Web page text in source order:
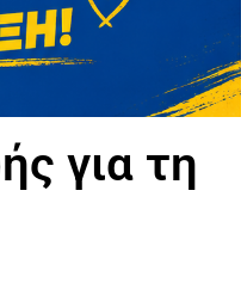
για τη